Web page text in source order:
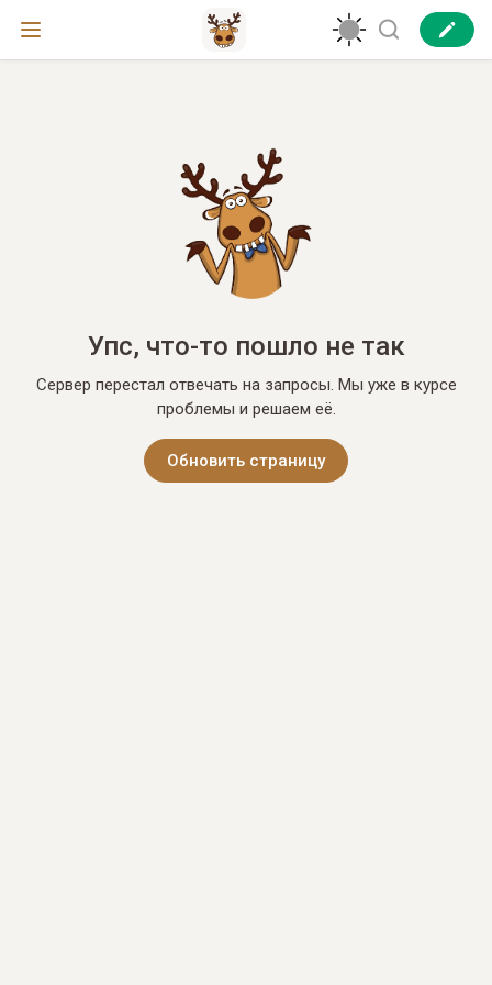
Упс, что-то пошло не так
Сервер перестал отвечать на запросы. Мы уже в курсе
проблемы и решаем её.
Обновить страницу